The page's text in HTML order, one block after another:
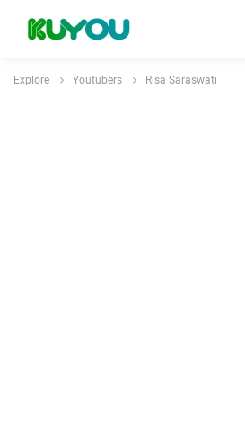
Explore Youtubers Risa Saraswati